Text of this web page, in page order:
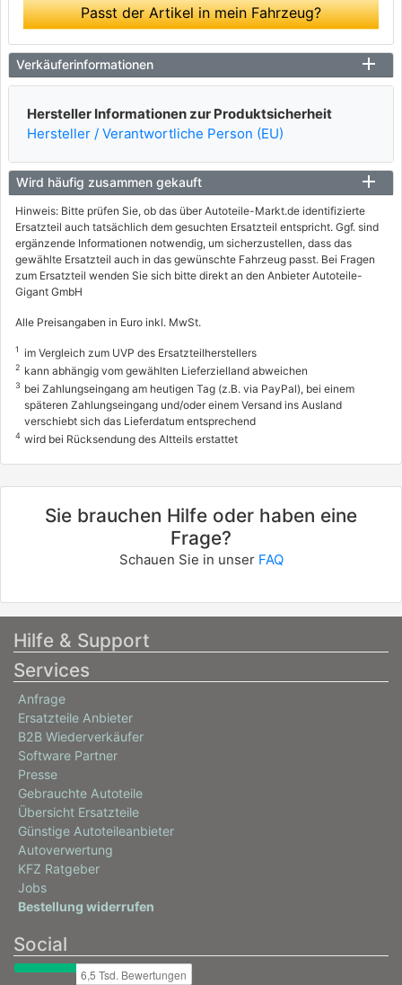
Passt der Artikel in mein Fahrzeug?
Verkäuferinformationen
Hersteller Informationen zur Produktsicherheit
Hersteller / Verantwortliche Person (EU)
Wird häufig zusammen gekauft
Hinweis: Bitte prüfen Sie, ob das über Autoteile-Markt.de identifizierte
Ersatzteil auch tatsächlich dem gesuchten Ersatzteil entspricht. Ggf. sind
ergänzende Informationen notwendig, um sicherzustellen, dass das
gewählte Ersatzteil auch in das gewünschte Fahrzeug passt. Bei Fragen
zum Ersatzteil wenden Sie sich bitte direkt an den Anbieter Autoteile-
Gigant GmbH
Alle Preisangaben in Euro inkl. MwSt.
1 im Vergleich zum UVP des Ersatzteilherstellers
2 kann abhängig vom gewählten Lieferzielland abweichen
3 bei Zahlungseingang am heutigen Tag (z.B. via PayPal), bei einem
späteren Zahlungseingang und/oder einem Versand ins Ausland
verschiebt sich das Lieferdatum entsprechend
4 wird bei Rücksendung des Altteils erstattet
Sie brauchen Hilfe oder haben eine
Frage?
Schauen Sie in unser FAQ
Hilfe & Support
Services
Anfrage
Ersatzteile Anbieter
B2B Wiederverkäufer
Software Partner
Presse
Gebrauchte Autoteile
Übersicht Ersatzteile
Günstige Autoteileanbieter
Autoverwertung
KFZ Ratgeber
Jobs
Bestellung widerrufen
Social